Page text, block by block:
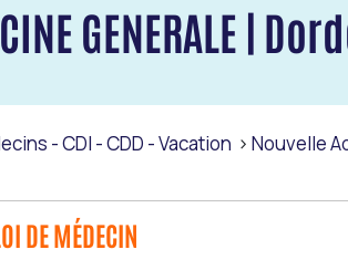
GENERALE |
- CDI - CDD - Vacation Nouvelle
DE MÉDECIN